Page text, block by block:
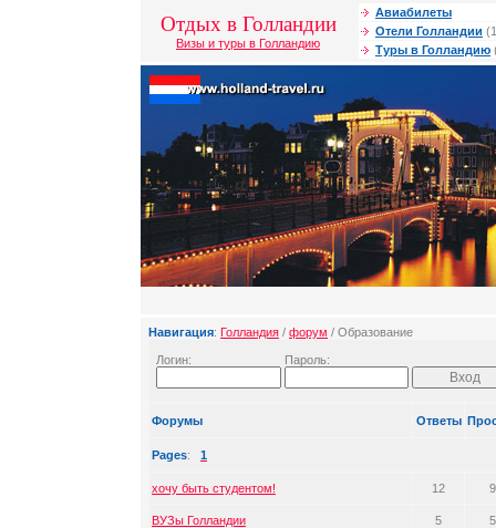
Отдых в Голландии
Визы и туры в Голландию
Авиабилеты
Отели Голландии
Туры в Голландию
Навигация: Голландия / форум / Образование
Логин: Пароль:
Форумы Ответы
Pages: 1
хочу быть студентом! 12
ВУЗы Голландии 5